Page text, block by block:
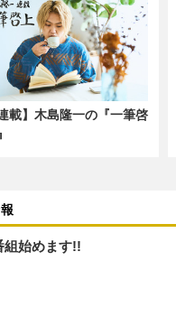
連載】木島隆一の『一筆啓
組始めます!!